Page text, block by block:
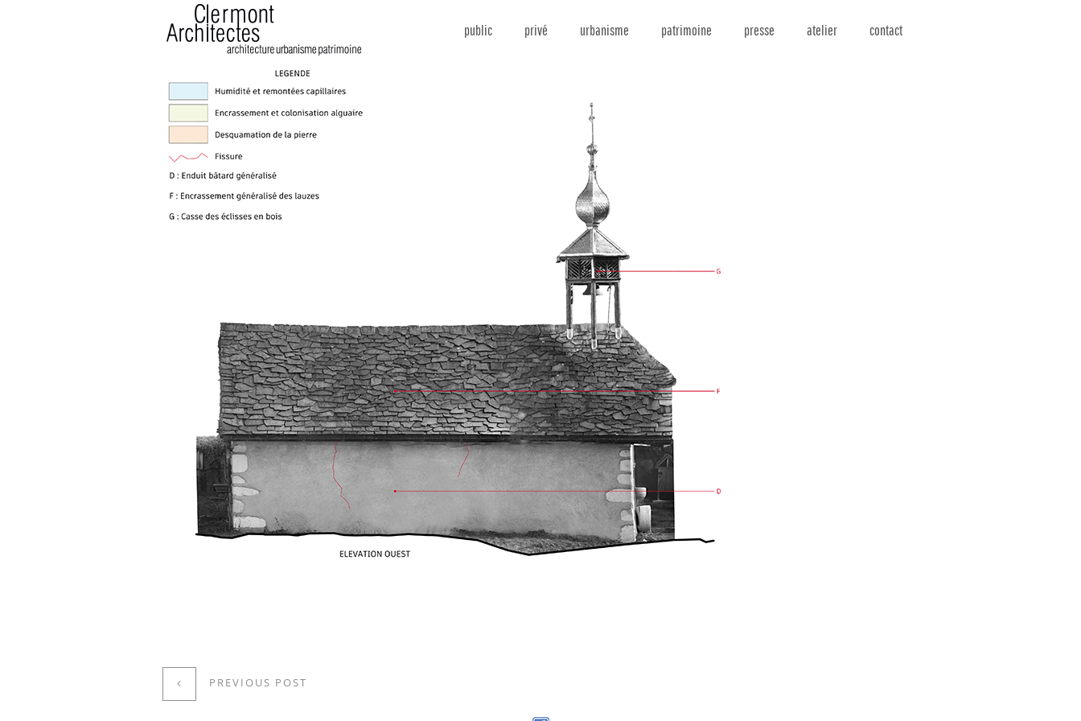
public privé urbanisme patrimoine presse atelier contact
PREVIOUS POST